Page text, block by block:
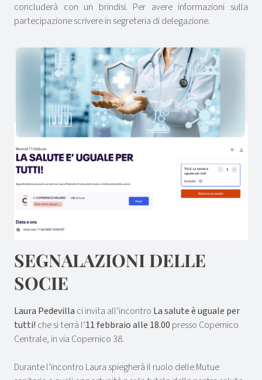
concluderà con un brindisi. Per avere informazioni sulla
partecipazione scrivere in segreteria di delegazione.
SEGNALAZIONI DELLE
SOCIE
Laura Pedevilla ci invita all’incontro La salute è uguale per
tutti! che si terrà l’11 febbraio alle 18.00 presso Copernico
Centrale, in via Copernico 38.
Durante l’incontro Laura spiegherà il ruolo delle Mutue